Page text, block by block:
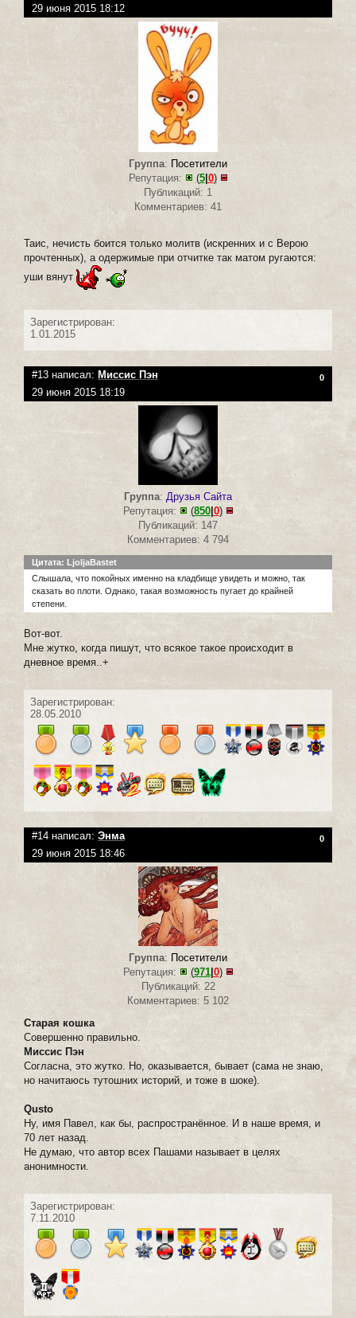
29 июня 2015 18:12
Группа: Посетители
Репутация:
(5| 0)
Публикаций: 1
Комментариев: 41
Таис, нечисть боится только молитв (искренних и с Верою
прочтенных), а одержимые при отчитке так матом ругаются:
уши вянут
Зарегистрирован:
1.01.2015
#13 написал: Миссис Пэн 0
29 июня 2015 18:19
Группа: Друзья Сайта
Репутация:
(850| 0)
Публикаций: 147
Комментариев: 4 794
Цитата: LjoljaBastet
Слышала, что покойных именно на кладбище увидеть и можно, так
сказать во плоти. Однако, такая возможность пугает до крайней
степени.
Вот-вот.
Мне жутко, когда пишут, что всякое такое происходит в
дневное время..+
Зарегистрирован:
28.05.2010
#14 написал: Энма 0
29 июня 2015 18:46
Группа: Посетители
Репутация:
(971| 0)
Публикаций: 22
Комментариев: 5 102
Старая кошка
Совершенно правильно.
Миссис Пэн
Согласна, это жутко. Но, оказывается, бывает (сама не знаю,
но начитаюсь тутошних историй, и тоже в шоке).
Qusto
Ну, имя Павел, как бы, распространённое. И в наше время, и
70 лет назад.
Не думаю, что автор всех Пашами называет в целях
анонимности.
Зарегистрирован:
7.11.2010